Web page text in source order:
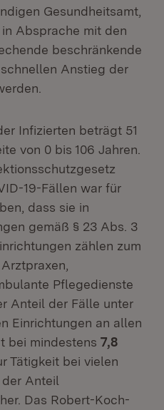
Gesundheitsamt,
Absprache mit den
beschränkende
Anstieg der
Infizierten beträgt 51
von 0 bis 106 Jahren.
19-Fällen war für
dass sie in
gemäß § 23 Abs. 3
zählen zum
Pflegedienste
Anteil der Fälle unter
Einrichtungen an allen
bei mindestens 7,8
Tätigkeit bei vielen
Anteil
Das Robert-Koch-